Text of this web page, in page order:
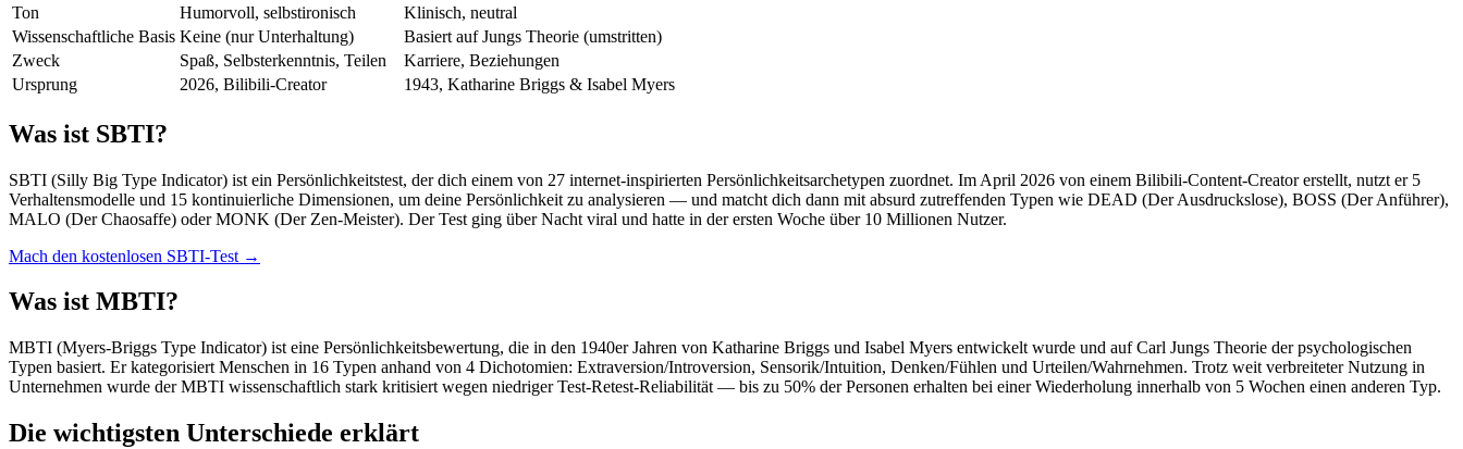
Ton
Humorvoll, selbstironisch
Klinisch, neutral
Wissenschaftliche Basis Keine (nur Unterhaltung)
Basiert auf Jungs Theorie (umstritten)
Zweck
Spaß, Selbsterkenntnis, Teilen
Karriere, Beziehungen
Ursprung
2026, Bilibili-Creator 1943, Katharine Briggs & Isabel Myers
Was ist SBTI?
SBTI (Silly Big Type Indicator) ist ein Persönlichkeitstest, der dich einem von 27 internet-inspirierten Persönlichkeitsarchetypen zuordnet. Im April 2026 von einem Bilibili-Content-Creator erstellt, nutzt er 5
Verhaltensmodelle und 15 kontinuierliche Dimensionen, um deine Persönlichkeit zu analysieren — und matcht dich dann mit absurd zutreffenden Typen wie DEAD (Der Ausdruckslose), BOSS (Der Anführer),
MALO (Der Chaosaffe) oder MONK (Der Zen-Meister). Der Test ging über Nacht viral und hatte in der ersten Woche über 10 Millionen Nutzer.
Mach den kostenlosen SBTI-Test →
Was ist MBTI?
MBTI (Myers-Briggs Type Indicator) ist eine Persönlichkeitsbewertung, die in den 1940er Jahren von Katharine Briggs und Isabel Myers entwickelt wurde und auf Carl Jungs Theorie der psychologischen
Typen basiert. Er kategorisiert Menschen in 16 Typen anhand von 4 Dichotomien: Extraversion/Introversion, Sensorik/Intuition, Denken/Fühlen und Urteilen/Wahrnehmen. Trotz weit verbreiteter Nutzung in
Unternehmen wurde der MBTI wissenschaftlich stark kritisiert wegen niedriger Test-Retest-Reliabilität — bis zu 50% der Personen erhalten bei einer Wiederholung innerhalb von 5 Wochen einen anderen Typ.
Die wichtigsten Unterschiede erklärt